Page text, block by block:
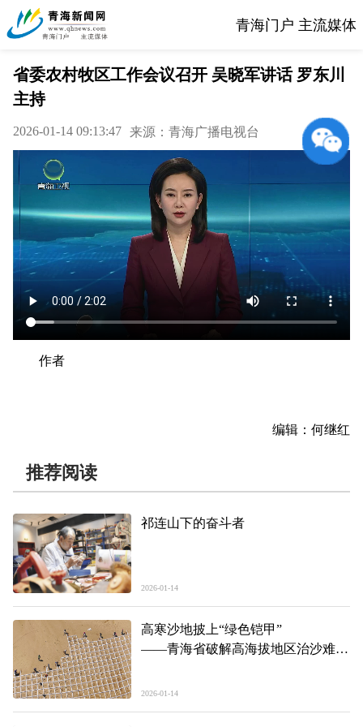
青海门户 主流媒体
省委农村牧区工作会议召开 吴晓军讲话 罗东川
主持
2026-01-14 09:13:47 来源：青海广播电视台
作者
编辑：何继红
推荐阅读
祁连山下的奋斗者
2026-01-14
高寒沙地披上“绿色铠甲”
——青海省破解高海拔地区治沙难题
2026-01-14